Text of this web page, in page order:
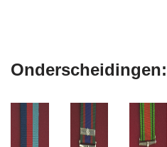
Onderscheidingen: